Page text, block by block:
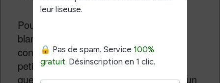
Pour ce qui est de l’affichage en noir et
blanc, on a quelque chose de très bien
conçu également. Mise à côté de sa
petite sœur noir et blanc, il est évident
que cet écran couleur ne propose pas un